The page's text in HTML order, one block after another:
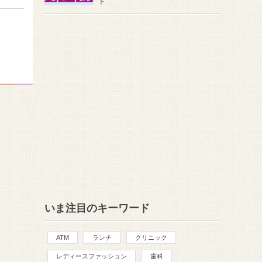
いま注目のキーワード
ATM ランチ クリニック
レディースファッション 歯科